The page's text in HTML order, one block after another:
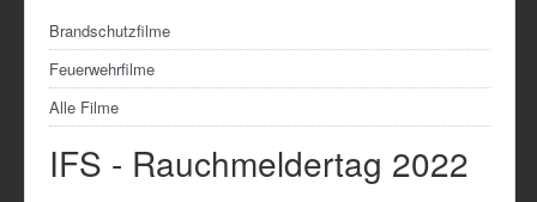
KONTAKT
REGISTRIEREN
Brandschutzfilme
Feuerwehrfilme
Alle Filme
IFS - Rauchmeldertag 2022